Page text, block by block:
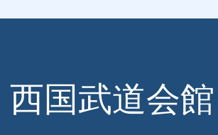
西国武道会館